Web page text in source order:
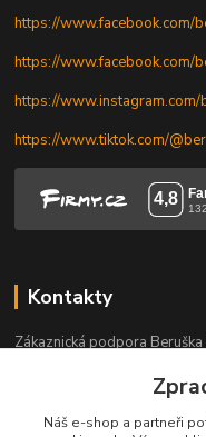
https://www.facebook.com/
https://www.facebook.com/
https://www.instagram.com/
https://www.tiktok.com/
Kontakty
Zákaznická podpora
Po-Pá 9-17.30 h, So 9-11.30 h
Náš e-shop a partneři